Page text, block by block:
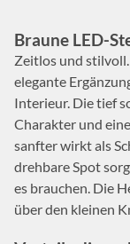
Braune LED-
Zeitlos und
elegante
Interieur. Die tief
Charakter und
sanfter wirkt als
drehbare Spot
es brauchen. Die
über den kleinen